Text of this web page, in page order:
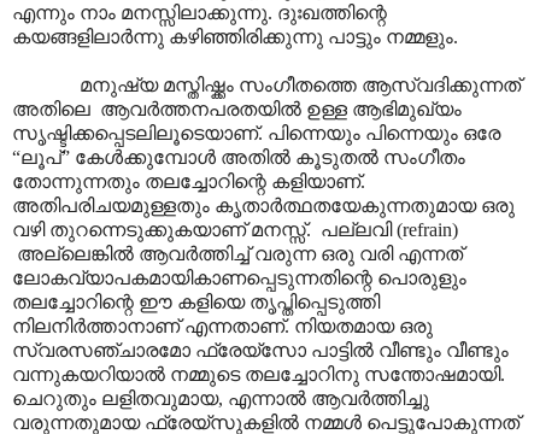
എന്നും നാം മനസ്സിലാക്കുന്നു. ദുഃഖത്തിന്റെ
കയങ്ങളിലാർന്നു കഴിഞ്ഞിരിക്കുന്നു പാട്ടും നമ്മളും.
മനുഷ്യ മസ്തിഷ്ക്കം സംഗീതത്തെ ആസ്വദിക്കുന്നത്
അതിലെ ആവർത്തനപരതയിൽ ഉള്ള ആഭിമുഖ്യം
സൃഷ്ടിക്കപ്പെടലിലൂടെയാണ്. പിന്നെയും പിന്നെയും ഒരേ
“ലൂപ്” കേൾക്കുമ്പോൾ അതിൽ കൂടുതൽ സംഗീതം
തോന്നുന്നതും തലച്ചോറിന്റെ കളിയാണ്.
അതിപരിചയമുള്ളതും കൃതാർത്ഥതയേകുന്നതുമായ ഒരു
വഴി തുറന്നെടുക്കുകയാണ് മനസ്സ്. പല്ലവി (refrain)
അല്ലെങ്കിൽ ആവർത്തിച്ച് വരുന്ന ഒരു വരി എന്നത്
ലോകവ്യാപകമായികാണപ്പെടുന്നതിന്റെ പൊരുളും
തലച്ചോറിന്റെ ഈ കളിയെ തൃപ്തിപ്പെടുത്തി
നിലനിർത്താനാണ് എന്നതാണ്. നിയതമായ ഒരു
സ്വരസഞ്ചാരമോ ഫ്രേയ്സോ പാട്ടിൽ വീണ്ടും വീണ്ടും
വന്നുകയറിയാൽ നമ്മുടെ തലച്ചോറിനു സന്തോഷമായി.
ചെറുതും ലളിതവുമായ, എന്നാൽ ആവർത്തിച്ചു
വരുന്നതുമായ ഫ്രേയ്സുകളിൽ നമ്മൾ പെട്ടുപോകുന്നത്